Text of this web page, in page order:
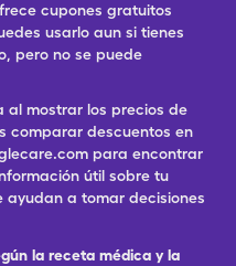
cupones gratuitos
usarlo aun si tienes
pero no se puede
al mostrar los precios de
comparar descuentos en
para encontrar
útil sobre tu
a tomar decisiones
la receta médica y la